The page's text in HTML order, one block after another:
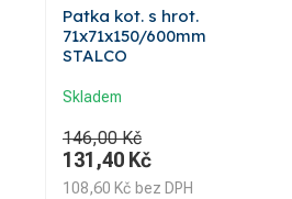
Patka kot. s hrot.
71x71x150/600mm
STALCO
Skladem
146,00 Kč
131,40 Kč
108,60 Kč bez DPH